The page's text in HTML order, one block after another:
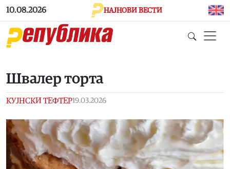
Skip to main content
10.08.2026 НАЈНОВИ ВЕСТИ
Швалер торта
КУЈНСКИ ТЕФТЕР19.03.2026